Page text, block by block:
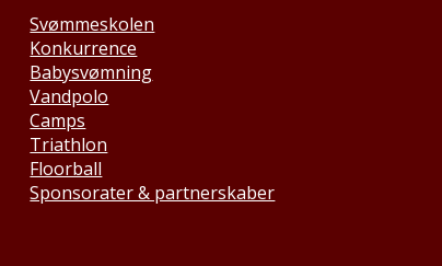
Svømmeskolen
Konkurrence
Babysvømning
Vandpolo
Camps
Triathlon
Floorball
Sponsorater & partnerskaber